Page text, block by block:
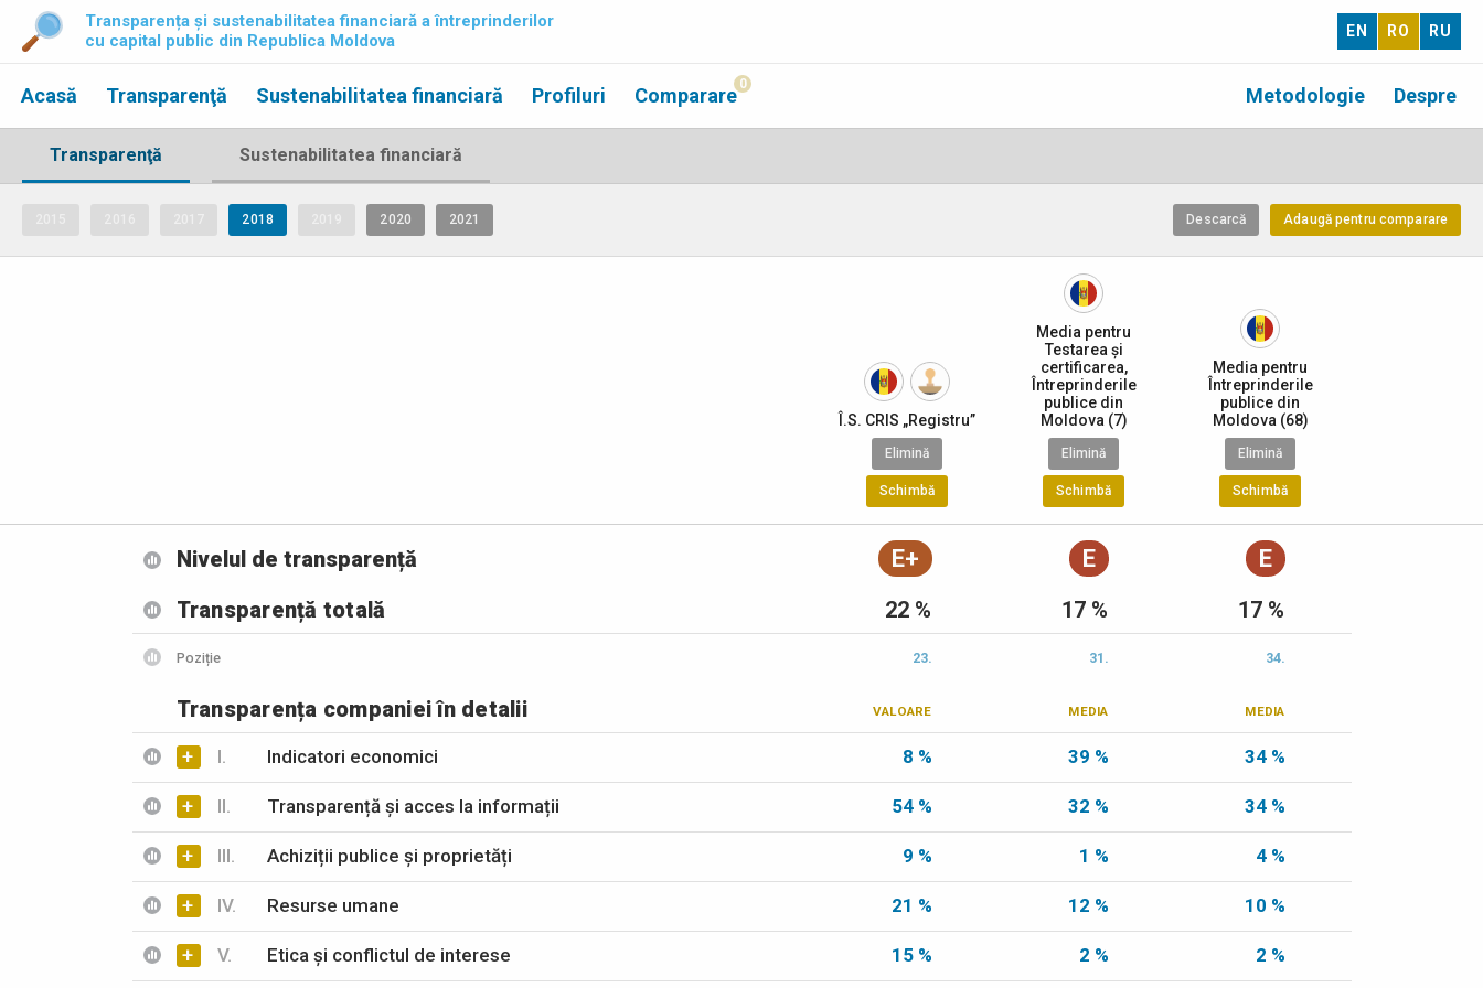
Transparența și sustenabilitatea financiară a întreprinderilor
cu capital public din Republica Moldova
EN RO RU
Acasă Transparenţă Despre
Metodologie
Sustenabilitatea financiară Profiluri Comparare 0
Transparenţă Sustenabilitatea financiară
2018 2020 2021 Adaugă pentru comparare
Descarcă
Î.S. CRIS „Registru”
Elimină
Schimbă
Media pentru
Testarea și
certificarea,
Întreprinderile
publice din
Moldova (7)
Elimină
Schimbă
Media pentru
Întreprinderile
publice din
Moldova (68)
Elimină
Schimbă
Nivelul de transparență E+ E E
Transparență totală 22 % 17 % 17 %
Poziție 23. 31. 34.
Transparența companiei în detalii VALOARE MEDIA MEDIA
+ I. Indicatori economici 8 % 39 % 34 %
+ II. Transparență și acces la informații 54 % 32 % 34 %
+ III. Achiziții publice și proprietăți 9 % 1 % 4 %
+ IV. Resurse umane 21 % 12 % 10 %
+ V. Etica și conflictul de interese 15 % 2 % 2 %